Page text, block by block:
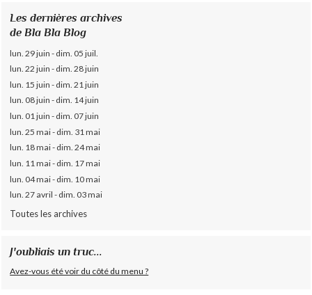
Les dernières archives
de Bla Bla Blog
lun. 29 juin - dim. 05 juil.
lun. 22 juin - dim. 28 juin
lun. 15 juin - dim. 21 juin
lun. 08 juin - dim. 14 juin
lun. 01 juin - dim. 07 juin
lun. 25 mai - dim. 31 mai
lun. 18 mai - dim. 24 mai
lun. 11 mai - dim. 17 mai
lun. 04 mai - dim. 10 mai
lun. 27 avril - dim. 03 mai
Toutes les archives
J'oubliais un truc...
Avez-vous été voir du côté du menu ?